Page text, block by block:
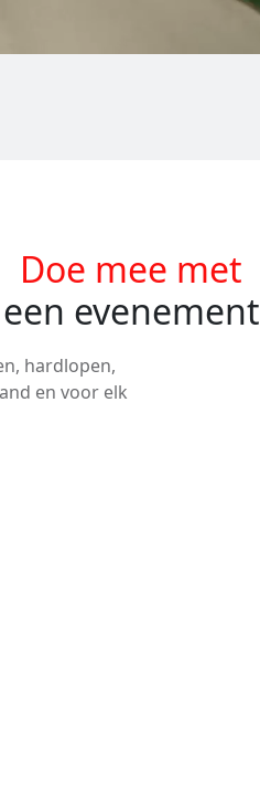
Doe mee met
een evenement
hardlopen,
en voor elk